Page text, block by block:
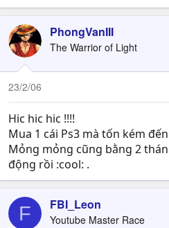
PhongVanIII
The Warrior of Light
23/2/06
Hic hic hic !!!!
Mua 1 cái Ps3 mà tốn kém
Mỏng mỏng cũng bằng 2
động rồi :cool: .
F FBI_Leon
Youtube Master Race